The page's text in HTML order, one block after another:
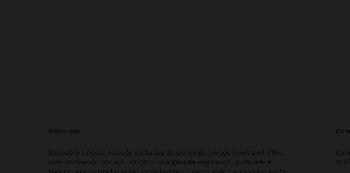
descrição
Descubra a nossa coleção exclusiva de piercings em aço inoxidável 316L,
mais conhecido por aço cirúrgico, que garante segurança, qualidade e